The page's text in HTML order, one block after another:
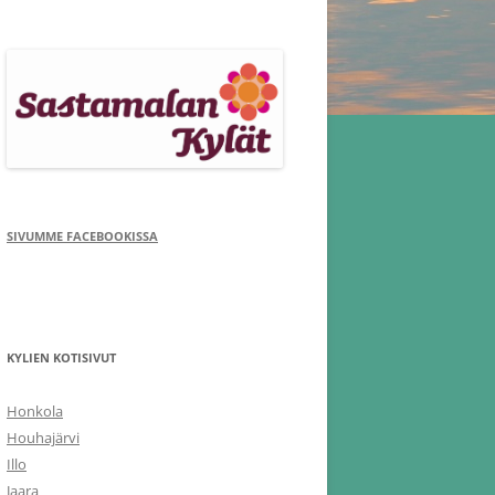
SIVUMME FACEBOOKISSA
KYLIEN KOTISIVUT
Honkola
Houhajärvi
Illo
Jaara